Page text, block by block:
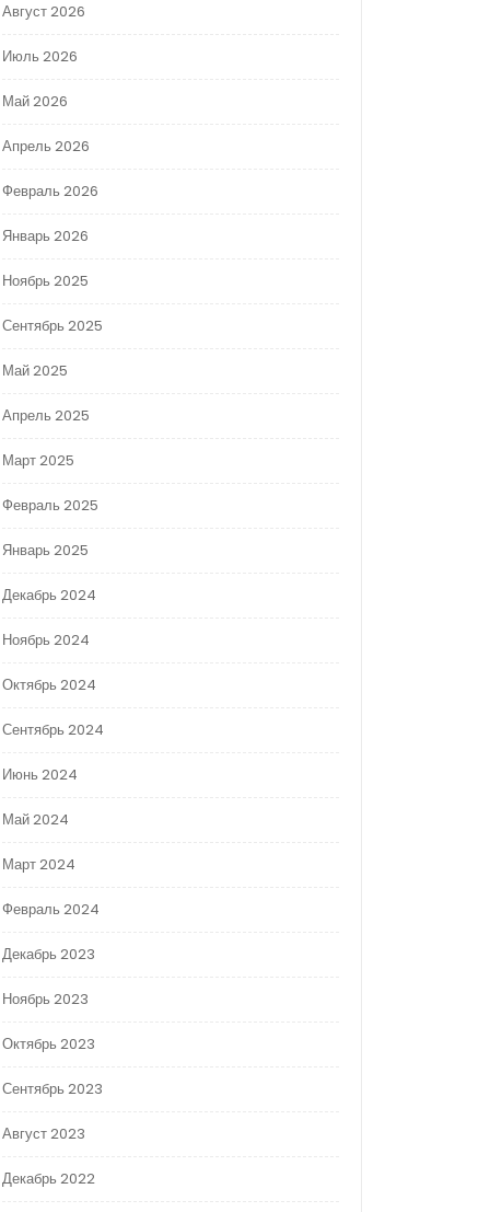
Август 2026
Июль 2026
Май 2026
Апрель 2026
Февраль 2026
Январь 2026
Ноябрь 2025
Сентябрь 2025
Май 2025
Апрель 2025
Март 2025
Февраль 2025
Январь 2025
Декабрь 2024
Ноябрь 2024
Октябрь 2024
Сентябрь 2024
Июнь 2024
Май 2024
Март 2024
Февраль 2024
Декабрь 2023
Ноябрь 2023
Октябрь 2023
Сентябрь 2023
Август 2023
Декабрь 2022